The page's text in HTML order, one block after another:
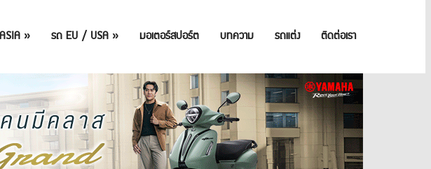
» รถ EU / USA » มอเตอร์สปอร์ต บทความ รถแต่ง ติดต่อเรา